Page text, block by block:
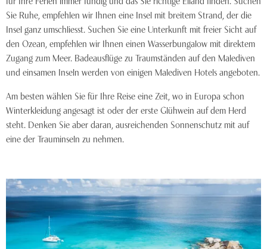
Sie Ruhe, empfehlen wir Ihnen eine Insel mit breitem Strand, der die
Insel ganz umschliesst. Suchen Sie eine Unterkunft mit freier Sicht auf
den Ozean, empfehlen wir Ihnen einen Wasserbungalow mit direktem
Zugang zum Meer. Badeausflüge zu Traumständen auf den Malediven
und einsamen Inseln werden von einigen Malediven Hotels angeboten.
Am besten wählen Sie für Ihre Reise eine Zeit, wo in Europa schon
Winterkleidung angesagt ist oder der erste Glühwein auf dem Herd
steht. Denken Sie aber daran, ausreichenden Sonnenschutz mit auf
eine der Trauminseln zu nehmen.